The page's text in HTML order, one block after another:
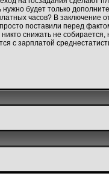
будет только
часов? В заключение
поставили перед
снижать не собирается,
с зарплатой